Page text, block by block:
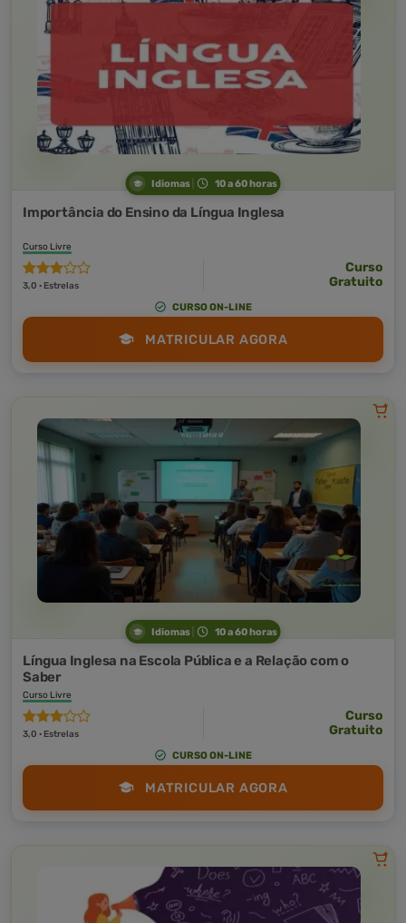
Idiomas 10 a 60 horas
Importância do Ensino da Língua Inglesa
Curso Livre
3,0 · Estrelas
Curso
Gratuito
CURSO ON-LINE
MATRICULAR AGORA
Idiomas 10 a 60 horas
Língua Inglesa na Escola Pública e a Relação com o
Saber
Curso Livre
3,0 · Estrelas
Curso
Gratuito
CURSO ON-LINE
MATRICULAR AGORA